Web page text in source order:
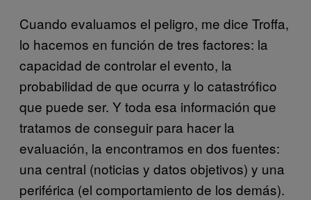
Cuando evaluamos el peligro, me dice Troffa,
lo hacemos en función de tres factores: la
capacidad de controlar el evento, la
probabilidad de que ocurra y lo catastrófico
que puede ser. Y toda esa información que
tratamos de conseguir para hacer la
evaluación, la encontramos en dos fuentes:
una central (noticias y datos objetivos) y una
periférica (el comportamiento de los demás).